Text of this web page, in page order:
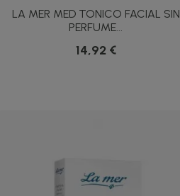
LA MER MED TONICO FACIAL SIN
PERFUME...
14,92 €